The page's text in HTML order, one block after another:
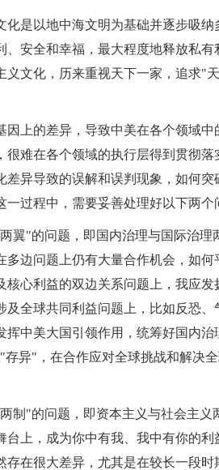
化是以地中海文明为基础并逐步吸
、安全和幸福，最大程度地释放私
义文化，历来重视天下一家，追求"
因上的差异，导致中美在各个领域
很难在各个领域的执行层得到贯彻
差异导致的误解和误判现象，如何
一过程中，需要妥善处理好以下两个
翼"的问题，即国内治理与国际治
多边问题上仍有大量合作机会，如
核心利益的双边关系问题上，我应
及全球共同利益问题上，比如反恐
挥中美大国引领作用，统筹好国内
存异"，在合作应对全球挑战和解决
制"的问题，即资本主义与社会主
台上，成为你中有我、我中有你的
存在很大差异，尤其是在较长一段